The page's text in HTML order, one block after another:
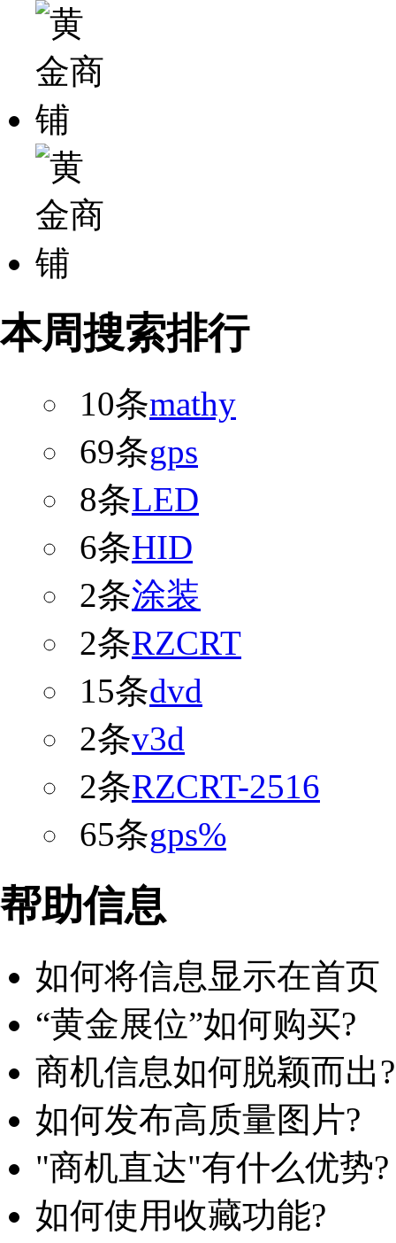
本周搜索排行
10条mathy
69条gps
8条LED
6条HID
2条涂装
2条RZCRT
15条dvd
2条v3d
2条RZCRT-2516
65条gps%
帮助信息
如何将信息显示在首页
“黄金展位”如何购买?
商机信息如何脱颖而出?
如何发布高质量图片?
"商机直达"有什么优势?
如何使用收藏功能?